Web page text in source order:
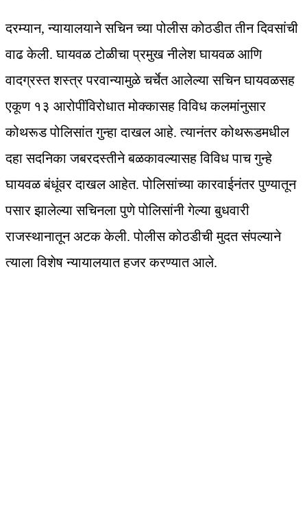
दरम्यान, न्यायालयाने सचिन च्या पोलीस कोठडीत तीन दिवसांची
वाढ केली. घायवळ टोळीचा प्रमुख नीलेश घायवळ आणि
वादग्रस्त शस्त्र परवान्यामुळे चर्चेत आलेल्या सचिन घायवळसह
एकूण १३ आरोपींविरोधात मोक्कासह विविध कलमांनुसार
कोथरूड पोलिसांत गुन्हा दाखल आहे. त्यानंतर कोथरूडमधील
दहा सदनिका जबरदस्तीने बळकावल्यासह विविध पाच गुन्हे
घायवळ बंधूंवर दाखल आहेत. पोलिसांच्या कारवाईनंतर पुण्यातून
पसार झालेल्या सचिनला पुणे पोलिसांनी गेल्या बुधवारी
राजस्थानातून अटक केली. पोलीस कोठडीची मुदत संपल्याने
त्याला विशेष न्यायालयात हजर करण्यात आले.